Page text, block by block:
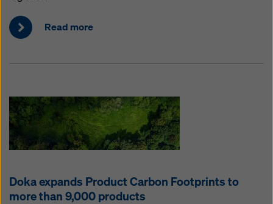
Read more
Doka expands Product Carbon Footprints to
more than 9,000 products